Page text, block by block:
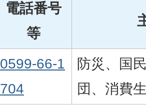
電話番号
等
0599-66-1
704
防災、国
団、消費